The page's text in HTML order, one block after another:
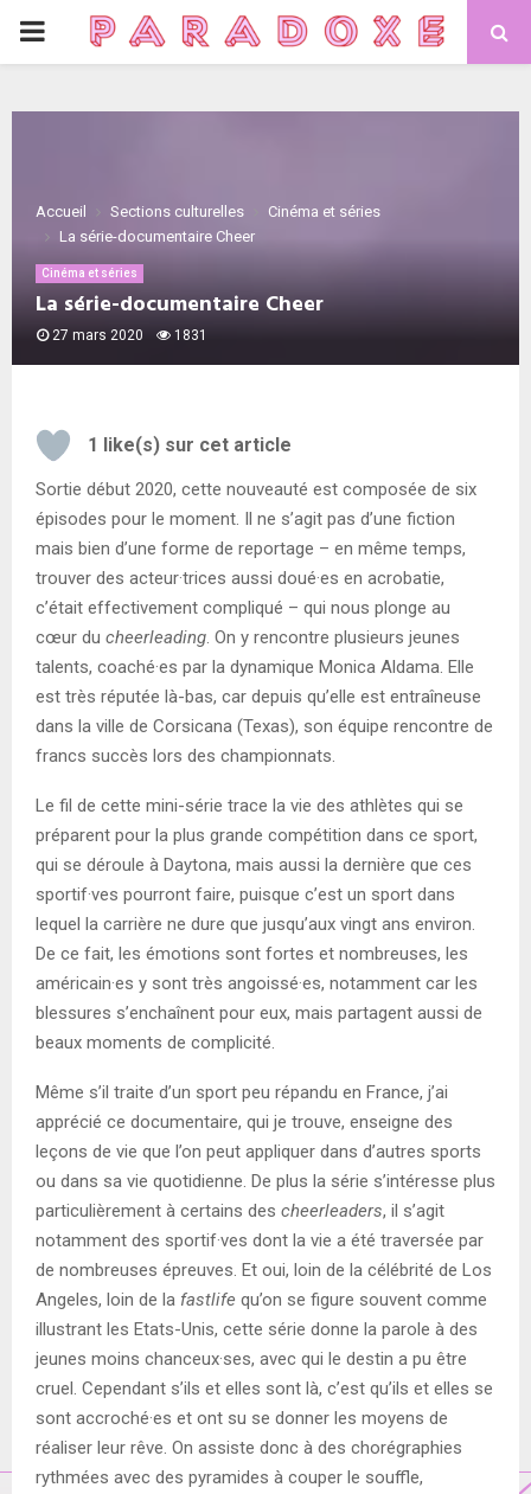
PRIMARY
Accueil Sections culturelles
Cinéma et séries
La série-documentaire Cheer
Cinéma et séries
La série-documentaire Cheer
27 mars 2020 1831
1 like(s) sur cet article
Sortie début 2020, cette nouveauté est composée de six
épisodes pour le moment. Il ne s’agit pas d’une fiction
mais bien d’une forme de reportage – en même temps,
trouver des acteur·trices aussi doué·es en acrobatie,
c’était effectivement compliqué – qui nous plonge au
cœur du cheerleading . On y rencontre plusieurs jeunes
talents, coaché·es par la dynamique Monica Aldama. Elle
est très réputée là-bas, car depuis qu’elle est entraîneuse
dans la ville de Corsicana (Texas), son équipe rencontre de
francs succès lors des championnats.
Le fil de cette mini-série trace la vie des athlètes qui se
préparent pour la plus grande compétition dans ce sport,
qui se déroule à Daytona, mais aussi la dernière que ces
sportif·ves pourront faire, puisque c’est un sport dans
lequel la carrière ne dure que jusqu’aux vingt ans environ.
De ce fait, les émotions sont fortes et nombreuses, les
américain·es y sont très angoissé·es, notamment car les
blessures s’enchaînent pour eux, mais partagent aussi de
beaux moments de complicité.
Même s’il traite d’un sport peu répandu en France, j’ai
apprécié ce documentaire, qui je trouve, enseigne des
leçons de vie que l’on peut appliquer dans d’autres sports
ou dans sa vie quotidienne. De plus la série s’intéresse plus
particulièrement à certains des cheerleaders, il s’agit
notamment des sportif·ves dont la vie a été traversée par
de nombreuses épreuves. Et oui, loin de la célébrité de Los
Angeles, loin de la fastlife qu’on se figure souvent comme
illustrant les Etats-Unis, cette série donne la parole à des
jeunes moins chanceux·ses, avec qui le destin a pu être
cruel. Cependant s’ils et elles sont là, c’est qu’ils et elles se
sont accroché·es et ont su se donner les moyens de
réaliser leur rêve. On assiste donc à des chorégraphies
rythmées avec des pyramides à couper le souffle,